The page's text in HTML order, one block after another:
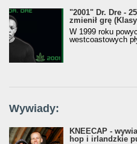
"2001" Dr. Dre -
zmienił grę
W 1999 roku
westcoastowych
Wywiady:
KNEECAP -
hop i irlandzkie